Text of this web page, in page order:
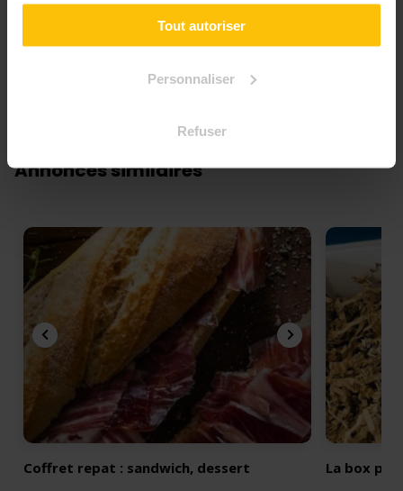
Tout autoriser
Personnaliser
Refuser
Soumettre un avis
Annonces similaires
Coffret repat : sandwich, dessert La box